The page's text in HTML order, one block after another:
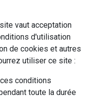
vaut acceptation
d'utilisation
de cookies et autres
utiliser ce site :
conditions
toute la durée